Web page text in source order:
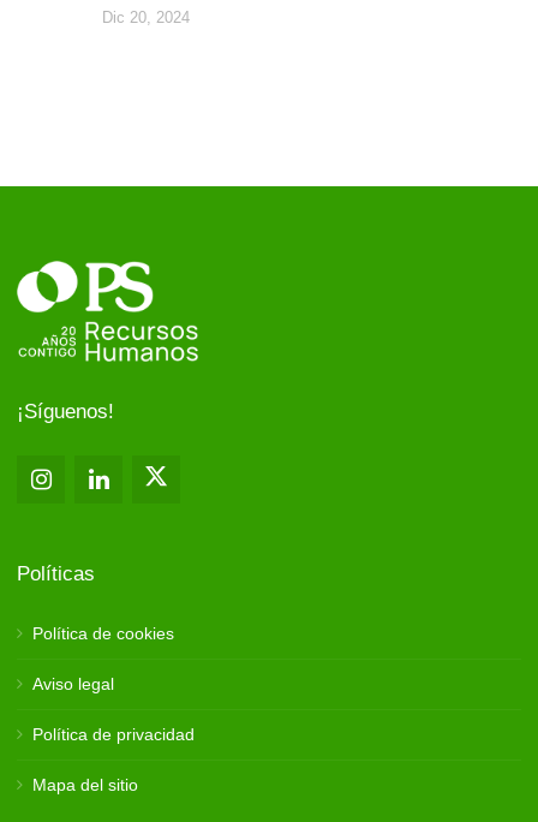
Dic 20, 2024
¡Síguenos!
Políticas
Política de cookies
Aviso legal
Política de privacidad
Mapa del sitio